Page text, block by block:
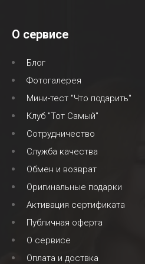
О сервисе
Блог
Фотогалерея
Мини-тест "Что подарить"
Клуб "Тот Самый"
Сотрудничество
Служба качества
Обмен и возврат
Оригинальные подарки
Активация сертификата
Публичная оферта
О сервисе
Оплата и доствка